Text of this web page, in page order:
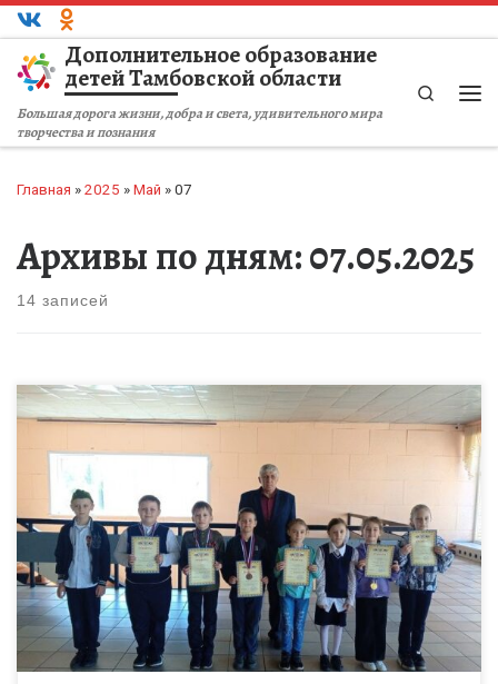
Перейти к содержимому
Дополнительное образование
детей Тамбовской области
Большая дорога жизни, добра и света, удивительного мира
творчества и познания
Search
Главная » 2025 » Май » 07
Архивы по дням:07.05.2025
14 записей
Знают взрослые и дети, Знает каждый на планете, Знает даже
детвора — Шашки — лучшая игра! Игра в шашки – это
одновременно и спорт, и […]